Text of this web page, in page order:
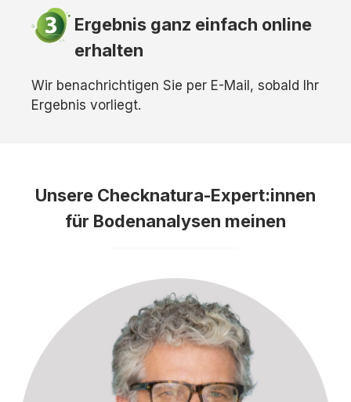
Ergebnis ganz einfach online
erhalten
Wir benachrichtigen Sie per E-Mail, sobald Ihr
Ergebnis vorliegt.
Unsere Checknatura-Expert:innen
für Bodenanalysen meinen